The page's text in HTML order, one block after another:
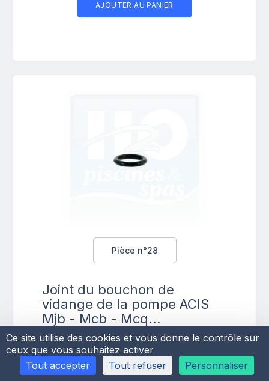
AJOUTER AU PANIER
Pièce n°28
Joint du bouchon de
vidange de la pompe ACIS
Mjb - Mcb - Mcq...
Référence H2O :JOIACI94916145
5 pièces en stock
Ce site utilise des cookies et vous donne le contrôle sur
ceux que vous souhaitez activer
Tout accepter
Tout refuser Personnaliser